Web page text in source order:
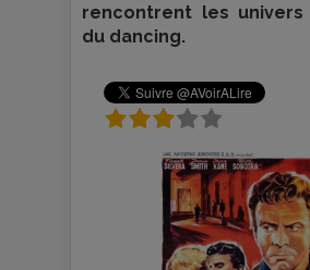
rencontrent les
du dancing.